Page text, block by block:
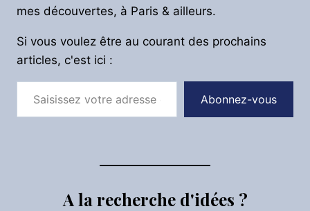
mes découvertes, à Paris & ailleurs.
Si vous voulez être au courant des prochains
articles, c'est ici :
Saisissez votre adresse e-mail…
Abonnez-vous
A la recherche d'idées ?